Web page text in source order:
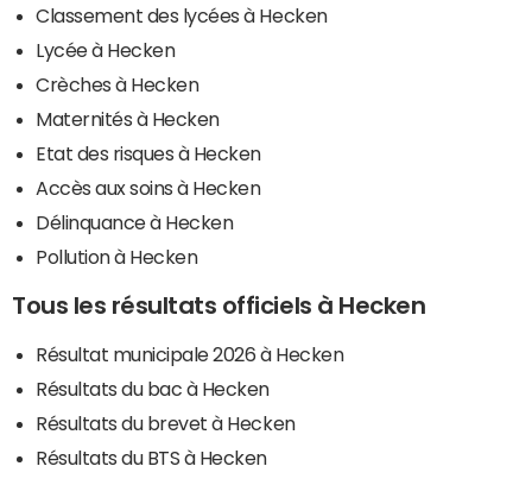
Classement des lycées à Hecken
Lycée à Hecken
Crèches à Hecken
Maternités à Hecken
Etat des risques à Hecken
Accès aux soins à Hecken
Délinquance à Hecken
Pollution à Hecken
Tous les résultats officiels à Hecken
Résultat municipale 2026 à Hecken
Résultats du bac à Hecken
Résultats du brevet à Hecken
Résultats du BTS à Hecken